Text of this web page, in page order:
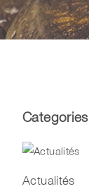
Categories
Actualités